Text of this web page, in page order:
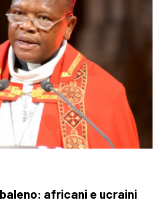
africani e ucraini